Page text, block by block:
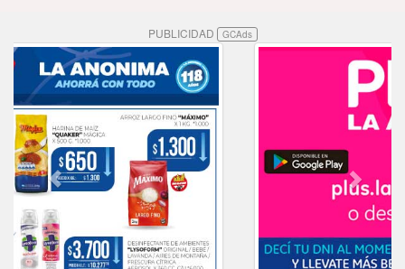
PUBLICIDAD GCAds